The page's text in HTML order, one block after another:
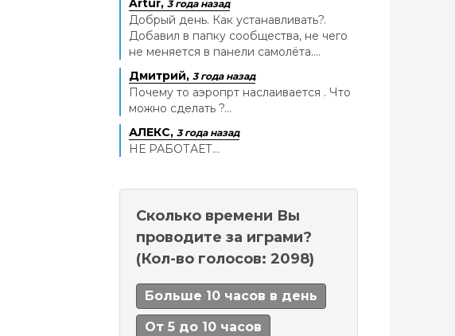
Artur, 3 года назад
Добрый день. Как устанавливать?.
Добавил в папку сообщества, не чего
не меняется в панели самолёта....
Дмитрий, 3 года назад
Почему то аэропрт наслаивается . Что
можно сделать ?...
АЛЕКС, 3 года назад
НЕ РАБОТАЕТ...
Сколько времени Вы
проводите за играми?
(Кол-во голосов: 2098)
Больше 10 часов в день
От 5 до 10 часов